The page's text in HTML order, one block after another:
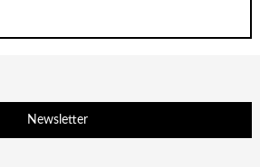
Newsletter